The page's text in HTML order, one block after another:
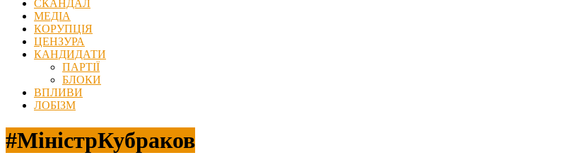
СКАНДАЛ
МЕДІА
КОРУПЦІЯ
ЦЕНЗУРА
КАНДИДАТИ
ПАРТІЇ
БЛОКИ
ВПЛИВИ
ЛОБІЗМ
#МіністрКубраков